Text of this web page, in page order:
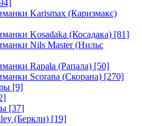
Karismax (Каризмакс)
Kosadaka (Косадака) [81]
Nils Master (Нильс
Rapala (Рапала) [50]
Scorana (Скорана) [270]
[9]
[37]
(Беркли) [19]